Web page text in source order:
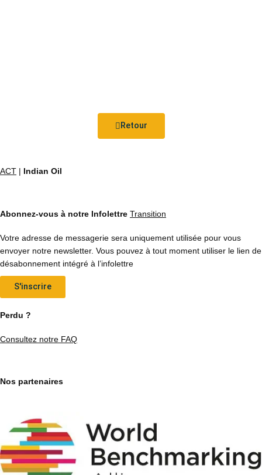
Retour
ACT | Indian Oil
Abonnez-vous à notre Infolettre Transition
Votre adresse de messagerie sera uniquement utilisée pour vous
envoyer notre newsletter. Vous pouvez à tout moment utiliser le lien de
désabonnement intégré à l’infolettre
S'inscrire
Perdu ?
Consultez notre FAQ
Nos partenaires